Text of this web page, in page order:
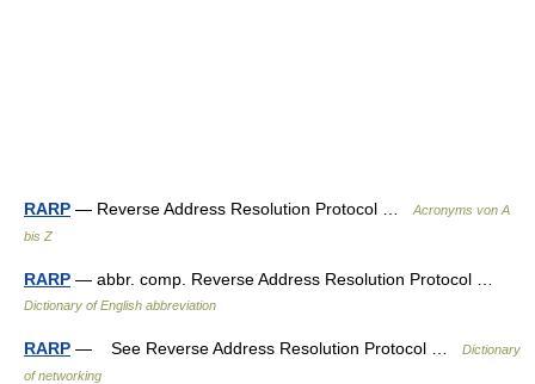
RARP — Reverse Address Resolution Protocol …
Acronyms von A
bis Z
RARP — abbr. comp. Reverse Address Resolution Protocol …
Dictionary of English abbreviation
RARP — See Reverse Address Resolution Protocol …
Dictionary
of networking